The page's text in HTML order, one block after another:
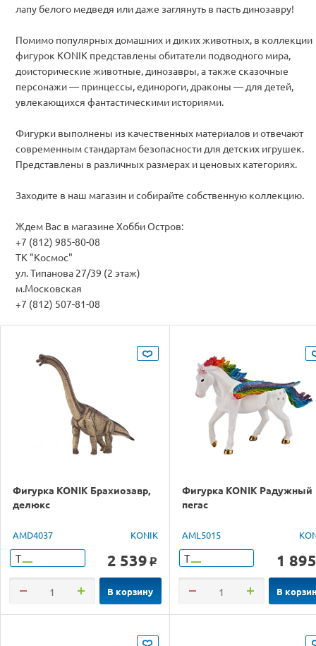
лапу белого медведя или даже заглянуть в пасть динозавру!
Помимо популярных домашних и диких животных, в коллекции
фигурок KONIK представлены обитатели подводного мира,
доисторические животные, динозавры, а также сказочные
персонажи — принцессы, единороги, драконы — для детей,
увлекающихся фантастическими историями.
Фигурки выполнены из качественных материалов и отвечают
современным стандартам безопасности для детских игрушек.
Представлены в различных размерах и ценовых категориях.
Заходите в наш магазин и собирайте собственную коллекцию.
Ждем Вас в магазине Хобби Остров:
+7 (812) 985-80-08
ТК "Космос"
ул. Типанова 27/39 (2 этаж)
м.Московская
+7 (812) 507-81-08
Фигурка KONIK Брахиозавр,
делюкс
AMD4037 KONIK
Т 2 539 o
В корзину
Фигурка KONIK Радужный
пегас
AML5015
Т 1 895
В